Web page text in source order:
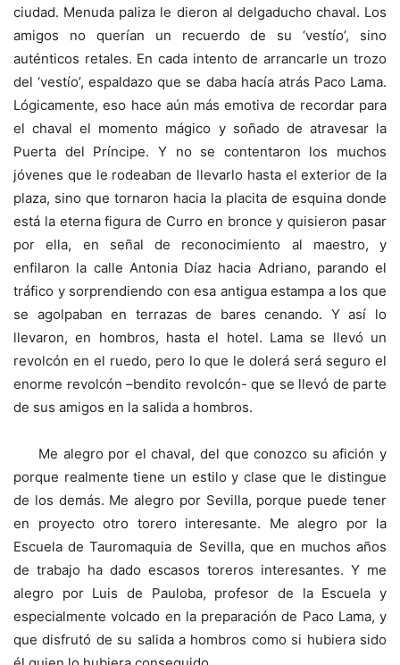
ciudad. Menuda paliza le dieron al delgaducho chaval. Los
amigos no querían un recuerdo de su ‘vestío’, sino
auténticos retales. En cada intento de arrancarle un trozo
del ‘vestío’, espaldazo que se daba hacía atrás Paco Lama.
Lógicamente, eso hace aún más emotiva de recordar para
el chaval el momento mágico y soñado de atravesar la
Puerta del Príncipe. Y no se contentaron los muchos
jóvenes que le rodeaban de llevarlo hasta el exterior de la
plaza, sino que tornaron hacia la placita de esquina donde
está la eterna figura de Curro en bronce y quisieron pasar
por ella, en señal de reconocimiento al maestro, y
enfilaron la calle Antonia Díaz hacia Adriano, parando el
tráfico y sorprendiendo con esa antigua estampa a los que
se agolpaban en terrazas de bares cenando. Y así lo
llevaron, en hombros, hasta el hotel. Lama se llevó un
revolcón en el ruedo, pero lo que le dolerá será seguro el
enorme revolcón –bendito revolcón- que se llevó de parte
de sus amigos en la salida a hombros.
Me alegro por el chaval, del que conozco su afición y
porque realmente tiene un estilo y clase que le distingue
de los demás. Me alegro por Sevilla, porque puede tener
en proyecto otro torero interesante. Me alegro por la
Escuela de Tauromaquia de Sevilla, que en muchos años
de trabajo ha dado escasos toreros interesantes. Y me
alegro por Luis de Pauloba, profesor de la Escuela y
especialmente volcado en la preparación de Paco Lama, y
que disfrutó de su salida a hombros como si hubiera sido